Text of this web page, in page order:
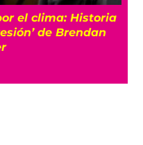
el clima: Historia
de Brendan